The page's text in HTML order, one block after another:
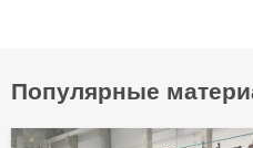
Популярные